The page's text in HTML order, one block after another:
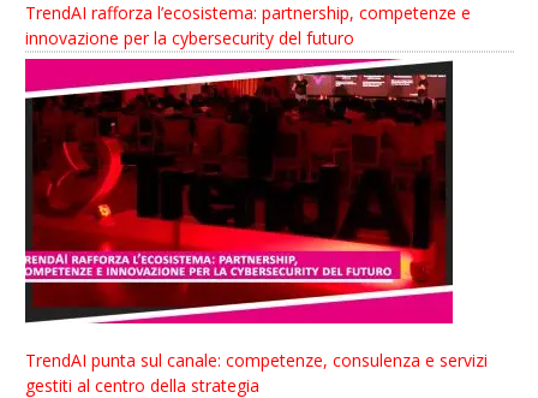
TrendAI rafforza l’ecosistema: partnership, competenze e
innovazione per la cybersecurity del futuro
TrendAI punta sul canale: competenze, consulenza e servizi
gestiti al centro della strategia